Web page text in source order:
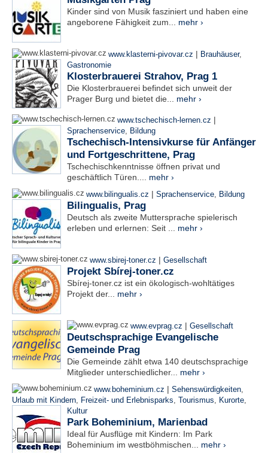
Kinder sind von Musik fasziniert und haben eine
angeborene Fähigkeit zum... mehr ›
www.klasterni-pivovar.cz | Brauhäuser,
Gastronomie
Klosterbrauerei Strahov, Prag 1
Die Klosterbrauerei befindet sich unweit der
Prager Burg und bietet die... mehr ›
www.tschechisch-lernen.cz |
Sprachenservice, Bildung
Tschechisch-Intensivkurse für Anfänger
und Fortgeschrittene, Prag
Tschechischkenntnisse öffnen privat und
geschäftlich Türen.... mehr ›
www.bilingualis.cz | Sprachenservice, Bildung
Bilingualis, Prag
Deutsch als zweite Muttersprache spielerisch
erleben und erlernen: Seit ... mehr ›
www.sbirej-toner.cz | Gesellschaft
Projekt Sbírej-toner.cz
Sbírej-toner.cz ist ein ökologisch-wohltätiges
Projekt der... mehr ›
www.evprag.cz | Gesellschaft
Deutschsprachige Evangelische
Gemeinde Prag
Die Gemeinde zählt etwa 140 deutschsprachige
Mitglieder unterschiedlicher... mehr ›
www.boheminium.cz | Sehenswürdigkeiten,
Urlaub mit Kindern, Freizeit- und Erlebnisparks, Tourismus, Kurorte,
Kultur
Park Boheminium, Marienbad
Ideal für Ausflüge mit Kindern: Im Park
Boheminium im westböhmischen... mehr ›